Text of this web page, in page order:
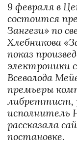
9 февраля в
состоится
Зангези» по
Хлебникова
показ
электроники
Всеволода
премьеры
либреттист,
исполнитель
рассказала
постановке.